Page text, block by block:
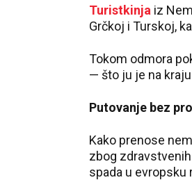
Turistkinja iz
Grčkoj i Turskoj,
Tokom odmora
— što ju je na
Putovanje bez
Kako prenose
zbog
spada u evropsku